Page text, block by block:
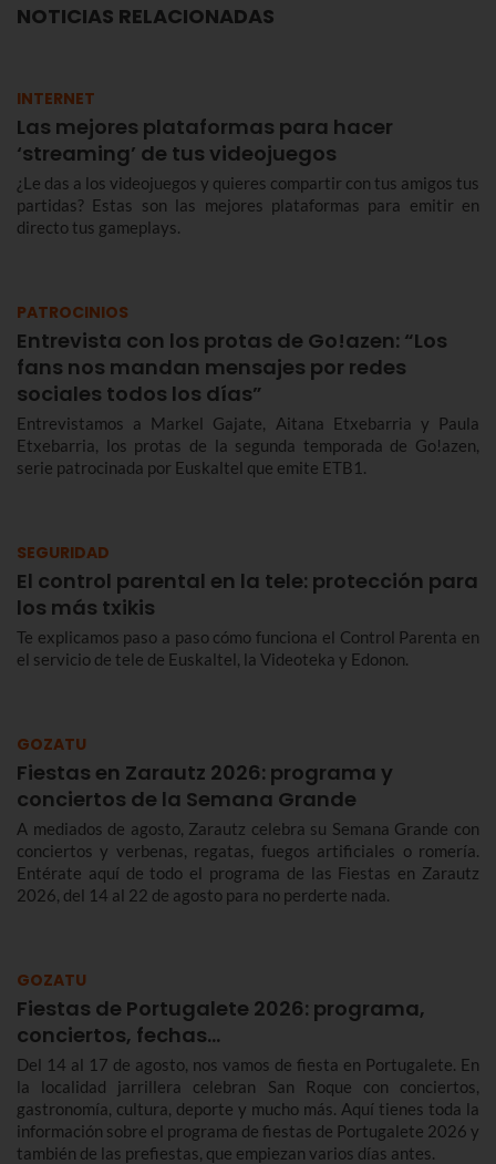
NOTICIAS RELACIONADAS
INTERNET
Las mejores plataformas para hacer
‘streaming’ de tus videojuegos
¿Le das a los videojuegos y quieres compartir con tus amigos tus
partidas? Estas son las mejores plataformas para emitir en
directo tus gameplays.
PATROCINIOS
Entrevista con los protas de Go!azen: “Los
fans nos mandan mensajes por redes
sociales todos los días”
Entrevistamos a Markel Gajate, Aitana Etxebarria y Paula
Etxebarria, los protas de la segunda temporada de Go!azen,
serie patrocinada por Euskaltel que emite ETB1.
SEGURIDAD
El control parental en la tele: protección para
los más txikis
Te explicamos paso a paso cómo funciona el Control Parenta en
el servicio de tele de Euskaltel, la Videoteka y Edonon.
GOZATU
Fiestas en Zarautz 2026: programa y
conciertos de la Semana Grande
A mediados de agosto, Zarautz celebra su Semana Grande con
conciertos y verbenas, regatas, fuegos artificiales o romería.
Entérate aquí de todo el programa de las Fiestas en Zarautz
2026, del 14 al 22 de agosto para no perderte nada.
GOZATU
Fiestas de Portugalete 2026: programa,
conciertos, fechas…
Del 14 al 17 de agosto, nos vamos de fiesta en Portugalete. En
la localidad jarrillera celebran San Roque con conciertos,
gastronomía, cultura, deporte y mucho más. Aquí tienes toda la
información sobre el programa de fiestas de Portugalete 2026 y
también de las prefiestas, que empiezan varios días antes.